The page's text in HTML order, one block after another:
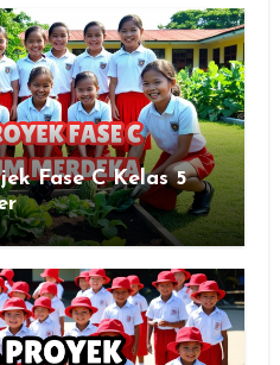
Fase C Kelas 5